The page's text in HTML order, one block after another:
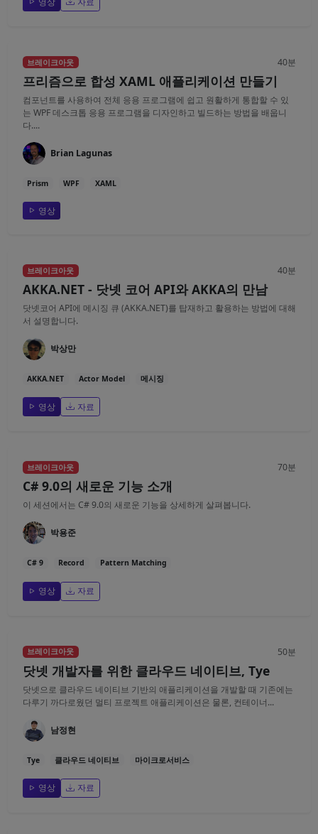
브레이크아웃 40분
프리즘으로 합성 XAML 애플리케이션 만들기
컴포넌트를 사용하여 전체 응용 프로그램에 쉽고 원활하게 통합할 수 있
는 WPF 데스크톱 응용 프로그램을 디자인하고 빌드하는 방법을 배웁니
다....
Brian Lagunas
Prism WPF XAML
영상
브레이크아웃 40분
AKKA.NET - 닷넷 코어 API와 AKKA의 만남
닷넷코어 API에 메시징 큐 (AKKA.NET)를 탑재하고 활용하는 방법에 대해
서 설명합니다.
박상만
AKKA.NET Actor Model 메시징
영상 자료
브레이크아웃 70분
C# 9.0의 새로운 기능 소개
이 세션에서는 C# 9.0의 새로운 기능을 상세하게 살펴봅니다.
박용준
C# 9 Record Pattern Matching
영상 자료
브레이크아웃 50분
닷넷 개발자를 위한 클라우드 네이티브, Tye
닷넷으로 클라우드 네이티브 기반의 애플리케이션을 개발할 때 기존에는
다루기 까다로웠던 멀티 프로젝트 애플리케이션은 물론, 컨테이너...
남정현
Tye 클라우드 네이티브 마이크로서비스
영상 자료